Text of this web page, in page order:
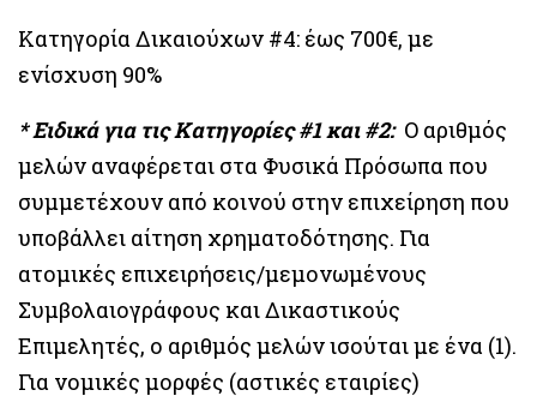
Κατηγορία Δικαιούχων #4: έως 700€, με
ενίσχυση 90%
* Ειδικά για τις Κατηγορίες #1 και #2:Ο αριθμός
μελών αναφέρεται στα Φυσικά Πρόσωπα που
συμμετέχουν από κοινού στην επιχείρηση που
υποβάλλει αίτηση χρηματοδότησης. Για
ατομικές επιχειρήσεις/μεμονωμένους
Συμβολαιογράφους και Δικαστικούς
Επιμελητές, ο αριθμός μελών ισούται με ένα (1).
Για νομικές μορφές (αστικές εταιρίες)